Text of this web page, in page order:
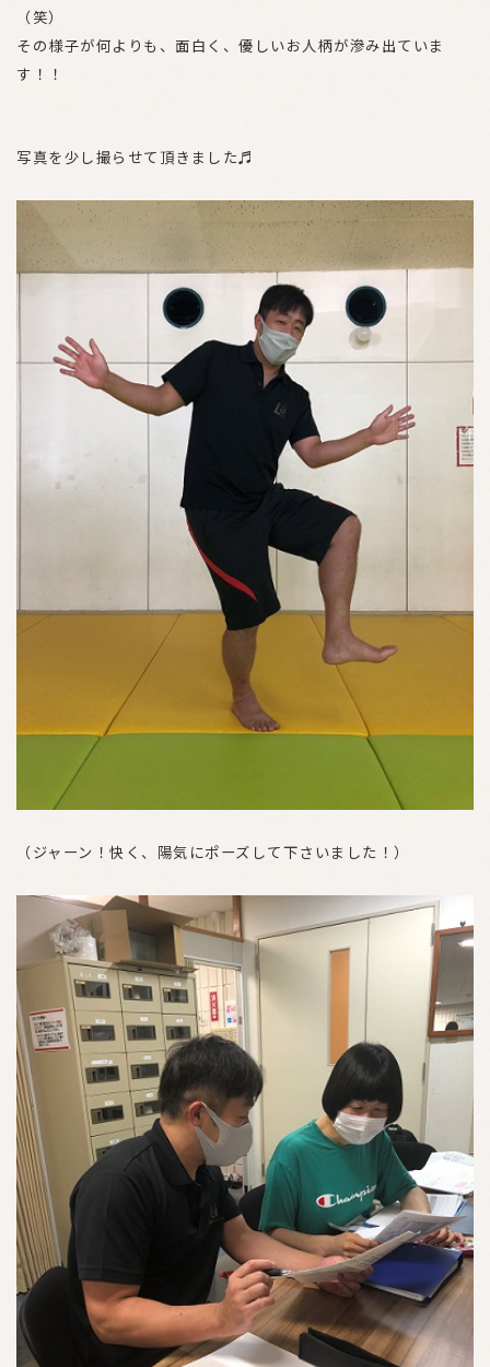
（笑）
その様子が何よりも、面白く、優しいお人柄が滲み出ていま
す！！
写真を少し撮らせて頂きました♬
（ジャーン！快く、陽気にポーズして下さいました！）